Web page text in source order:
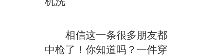
机洗
相信这一条很多朋友都
中枪了！你知道吗？一件穿